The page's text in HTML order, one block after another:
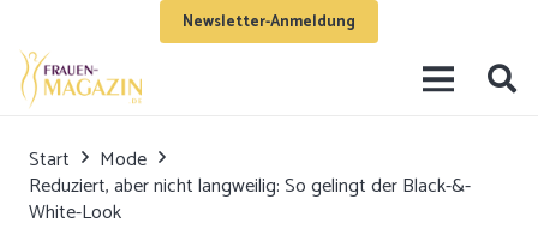
Newsletter-Anmeldung
Start
Mode
Reduziert, aber nicht langweilig: So gelingt der Black-&-
White-Look